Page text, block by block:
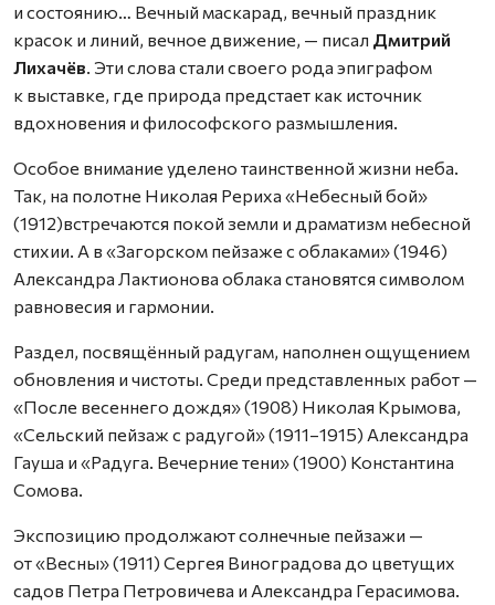
и состоянию… Вечный маскарад, вечный праздник
красок и линий, вечное движение, — писал Дмитрий
Лихачёв. Эти слова стали своего рода эпиграфом
к выставке, где природа предстает как источник
вдохновения и философского размышления.
Особое внимание уделено таинственной жизни неба.
Так, на полотне Николая Рериха «Небесный бой»
(1912)встречаются покой земли и драматизм небесной
стихии. А в «Загорском пейзаже с облаками» (1946)
Александра Лактионова облака становятся символом
равновесия и гармонии.
Раздел, посвящённый радугам, наполнен ощущением
обновления и чистоты. Среди представленных работ —
«После весеннего дождя» (1908) Николая Крымова,
«Сельский пейзаж с радугой» (1911–1915) Александра
Гауша и «Радуга. Вечерние тени» (1900) Константина
Сомова.
Экспозицию продолжают солнечные пейзажи —
от «Весны» (1911) Сергея Виноградова до цветущих
садов Петра Петровичева и Александра Герасимова.